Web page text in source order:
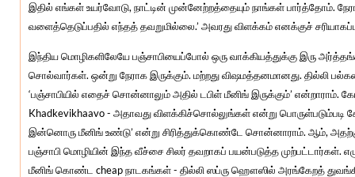
இதில் எங்கள் உயர்வோடு, நாட்டின் முன்னேற்றத்தையும் நாங்கள் பார்த்தோம்.
வளைத்தெடுப்பதில் எந்தத் தவறுமில்லை.’ அவரது விளக்கம் எனக்குச்
இந்திய மொழிகளிலேயே பஞ்சாபியைப்போல் ஒரு வாக்கியத்துக்கு இரு
சொல்வார்கள். ஒன்று நேராக இருக்கும். மற்றது விஷமத்தனமானது. தில்லி
‘பஞ்சாபியில் எதைச் சொன்னாலும் அதில் டபிள் மீனிங் இருக்கும்’ என்றாராம்.
Khadkevikhaavo - அதாவது விளக்கிச்சொல்லுங்கள் என்று பொருள்படும்படி
இன்னொரு மீனிங் உண்டு’ என்று சிரித்துக்கொண்டே சொன்னாராம். ஆம்,
பஞ்சாபி மொழியின் இந்த வீச்சை சிலர் தவறாகப் பயன்படுத்த முற்பட்டார்கள்.
மீனிங் கொண்ட cheap நாடகங்கள் - தில்லி ஸப்ரு ஹௌஸில் அரங்கேறத்